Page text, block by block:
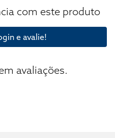
com este produto
e avalie!
avaliações.